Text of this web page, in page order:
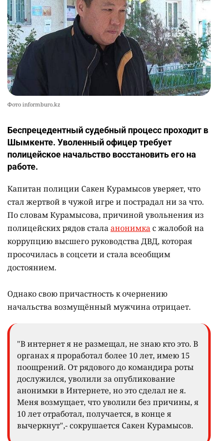
Фото informburo.kz
Беспрецедентный судебный процесс проходит в
Шымкенте. Уволенный офицер требует
полицейское начальство восстановить его на
работе.
Капитан полиции Сакен Курамысов уверяет, что
стал жертвой в чужой игре и пострадал ни за что.
По словам Курамысова, причиной увольнения из
полицейских рядов сталаанонимкас жалобой на
коррупцию высшего руководства ДВД, которая
просочилась в соцсети и стала всеобщим
достоянием.
Однако свою причастность к очернению
начальства возмущённый мужчина отрицает.
"В интернет я не размещал, не знаю кто это. В
органах я проработал более 10 лет, имею 15
поощрений. От рядового до командира роты
дослужился, уволили за опубликование
анонимки в Интернете, но это сделал не я.
Меня возмущает, что уволили без причины, я
10 лет отработал, получается, в конце я
вычеркнут",- сокрушается Сакен Курамысов.